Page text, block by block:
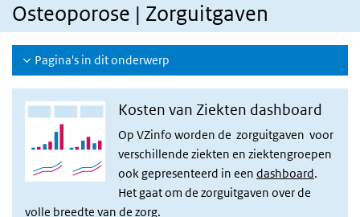
Osteoporose | Zorguitgaven
Pagina's in dit onderwerp
Kosten van Ziekten dashboard
Op VZinfo worden de zorguitgaven voor
verschillende ziekten en ziektengroepen
ook gepresenteerd in een dashboard.
Het gaat om de zorguitgaven over de
volle breedte van de zorg.